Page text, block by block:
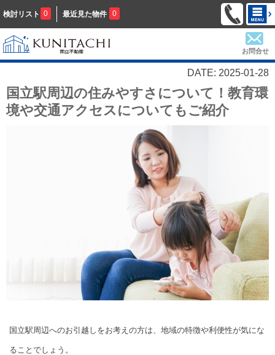
検討リスト 0 最近見た物件 0
お問合せ
DATE: 2025-01-28
国立駅周辺の住みやすさについて！教育環
境や交通アクセスについてもご紹介
国立駅周辺へのお引越しをお考えの方は、地域の特徴や利便性が気にな
ることでしょう。